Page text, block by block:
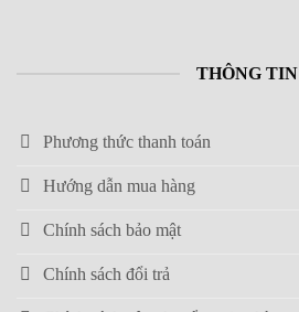
THÔNG TIN
Phương thức thanh toán
Hướng dẫn mua hàng
Chính sách bảo mật
Chính sách đổi trả